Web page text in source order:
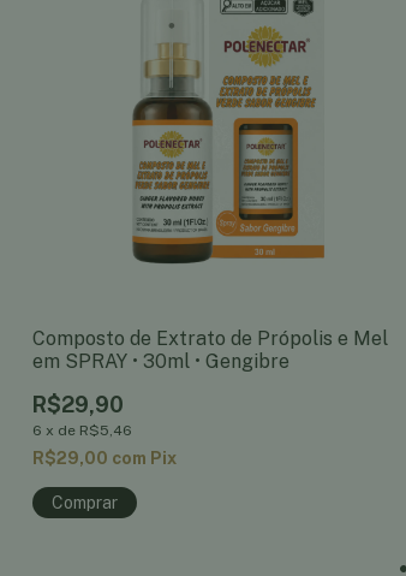
Composto de Extrato de Própolis e Mel
em SPRAY • 30ml • Gengibre
R$29,90
6 x de R$5,46
R$29,00 com Pix